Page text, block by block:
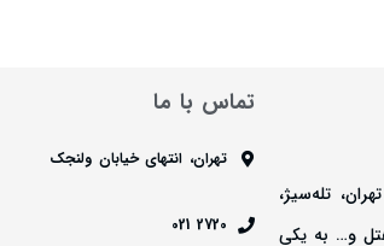
تله‌سیژ،
و… به یکی
تماس با ما
تهران، انتهای خیابان ولنجک
2720 021